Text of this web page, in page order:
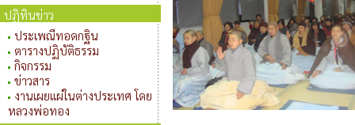
ปฏิทินข่าว
ประเพณีทอดกฐิน
ตารางปฏิบัติธรรม
กิจกรรม
ข่าวสาร
งานเผยแผ่ในต่างประเทศ โดย
หลวงพ่อทอง